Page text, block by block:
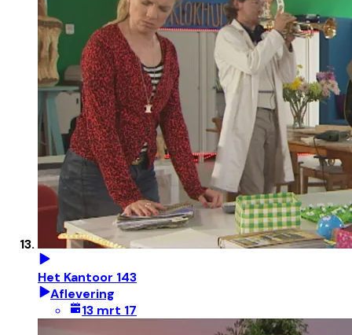
Het Kantoor 143
Aflevering
13 mrt 17